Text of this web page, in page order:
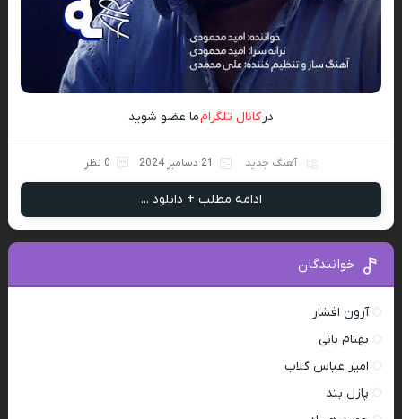
درکانال تلگرامما عضو شوید
آهنگ جدید 21 دسامبر 2024 0 نظر
ادامه مطلب + دانلود ...
خوانندگان
آرون افشار
بهنام بانی
امیر عباس گلاب
پازل بند